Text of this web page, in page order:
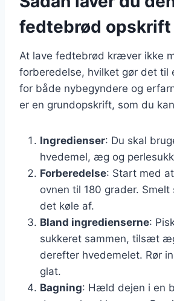
fedtebrød opskrift
At lave fedtebrød kræver ikke
forberedelse, hvilket gør det til
for både nybegyndere og
er en grundopskrift, som du
Ingredienser: Du skal
hvedemel, æg og
Forberedelse: Start med
ovnen til 180 grader. Smelt
det køle af.
Bland ingredienserne:
sukkeret sammen, tilsæt
derefter hvedemelet. Rør
glat.
Bagning: Hæld dejen i en